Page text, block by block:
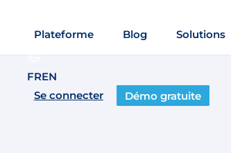
Plateforme Blog Solutions
FREN
Se connecter
Démo gratuite